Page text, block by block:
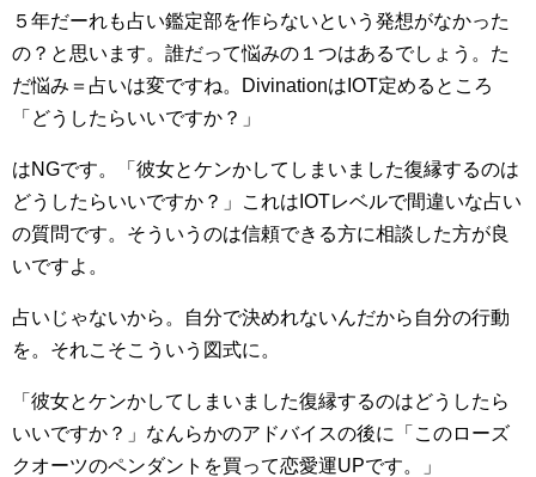
５年だーれも占い鑑定部を作らないという発想がなかった
の？と思います。誰だって悩みの１つはあるでしょう。た
だ悩み＝占いは変ですね。DivinationはIOT定めるところ
「どうしたらいいですか？」
はNGです。「彼女とケンかしてしまいました復縁するのは
どうしたらいいですか？」これはIOTレベルで間違いな占い
の質問です。そういうのは信頼できる方に相談した方が良
いですよ。
占いじゃないから。自分で決めれないんだから自分の行動
を。それこそこういう図式に。
「彼女とケンかしてしまいました復縁するのはどうしたら
いいですか？」なんらかのアドバイスの後に「このローズ
クオーツのペンダントを買って恋愛運UPです。」